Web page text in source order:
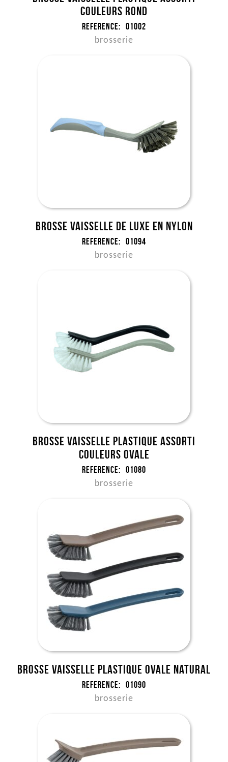
couleurs rond
Reference: 01002
brosserie
Brosse vaisselle de Luxe en nylon
Reference: 01094
brosserie
Brosse vaisselle plastique assorti
couleurs ovale
Reference: 01080
brosserie
Brosse vaisselle plastique ovale NATURAL
Reference: 01090
brosserie